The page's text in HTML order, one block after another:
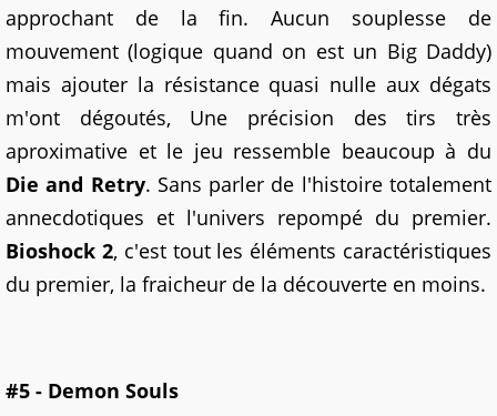
approchant de la fin. Aucun souplesse de
mouvement (logique quand on est un Big Daddy)
mais ajouter la résistance quasi nulle aux dégats
m'ont dégoutés, Une précision des tirs très
aproximative et le jeu ressemble beaucoup à du
Die and Retry. Sans parler de l'histoire totalement
annecdotiques et l'univers repompé du premier.
Bioshock 2, c'est tout les éléments caractéristiques
du premier, la fraicheur de la découverte en moins.
#5 - Demon Souls